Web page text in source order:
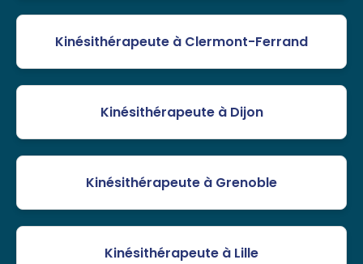
Kinésithérapeute à Clermont-Ferrand
Kinésithérapeute à Dijon
Kinésithérapeute à Grenoble
Kinésithérapeute à Lille